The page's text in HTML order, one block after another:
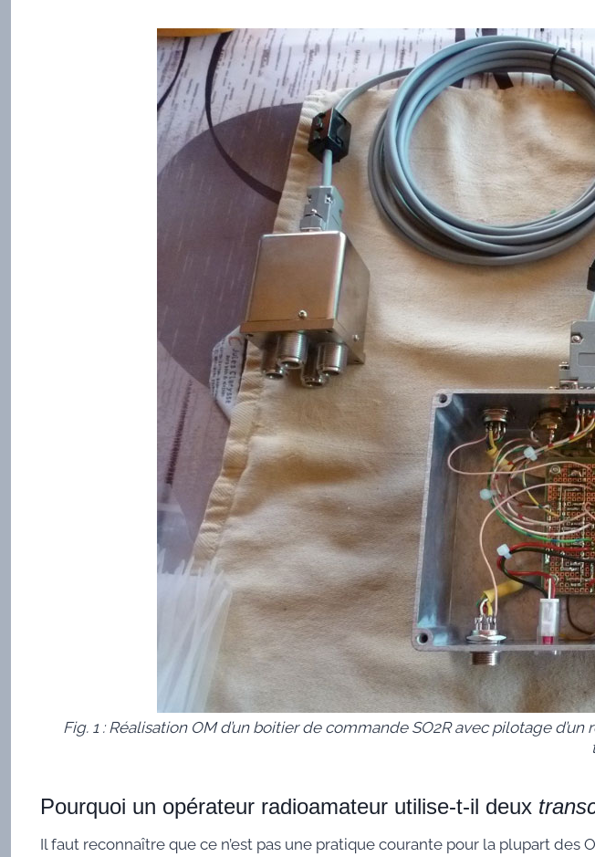
Fig. 1 : Réalisation OM d’un boitier de commande SO2R avec pilotage
Pourquoi un opérateur radioamateur utilise-t-il deux
Il faut reconnaître que ce n’est pas une pratique courante pour la plupart